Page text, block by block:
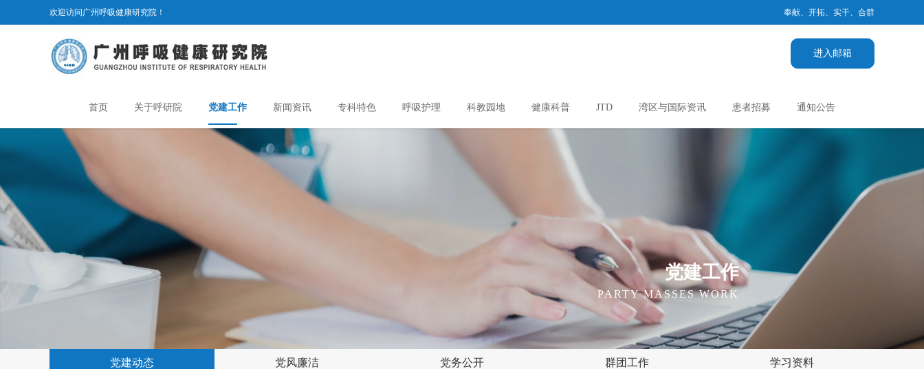
欢迎访问广州呼吸健康研究院！ 奉献、开拓、实干、合群
进入邮箱
首页 关于呼研院 党建工作 新闻资讯 专科特色 呼吸护理 科教园地 健康科普 JTD 湾区与国际资讯 患者招募 通知公告
党建工作
PARTY MASSES WORK
党建动态 党风廉洁 党务公开 群团工作 学习资料